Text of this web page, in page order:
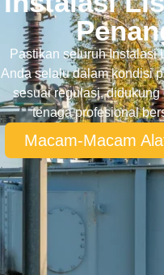
Pastikan seluruh Instalasi
Anda selalu dalam kondisi
sesuai regulasi,
tenaga profesional
Macam-Macam